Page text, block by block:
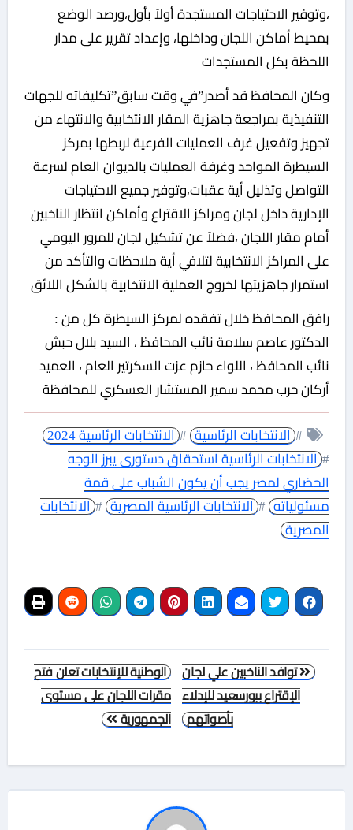
،وتوفير الاحتياجات المستجدة أولاً بأول،ورصد الوضع
بمحيط أماكن اللجان وداخلها، وإعداد تقرير على مدار
اللحظة بكل المستجدات
وكان المحافظ قد أصدر”في وقت سابق”تكليفاته للجهات
التنفيذية بمراجعة جاهزية المقار الانتخابية والانتهاء من
تجهيز وتفعيل غرف العمليات الفرعية لربطها بمركز
السيطرة المواحد وغرفة العمليات بالديوان العام لسرعة
التواصل وتذليل أية عقبات،وتوفير جميع الاحتياجات
الإدارية داخل لجان ومراكز الاقتراع وأماكن انتظار الناخبين
أمام مقار اللجان ،فضلاً عن تشكيل لجان للمرور اليومي
على المراكز الانتخابية لتلافي أية ملاحظات والتأكد من
استمرار جاهزيتها لخروج العملية الانتخابية بالشكل اللائق
رافق المحافظ خلال تفقده لمركز السيطرة كل من :
الدكتور عاصم سلامة نائب المحافظ ، السيد بلال حبش
نائب المحافظ ، اللواء حازم عزت السكرتير العام ، العميد
أركان حرب محمد سمير المستشار العسكري للمحافظة
# الانتخابات الرئاسية #
الانتخابات الرئاسية 2024
#
الانتخابات الرئاسية استحقاق دستورى يبرز الوجه
الحضاري لمصر يجب أن يكون الشباب على قمة
مسئولياته # الانتخابات الرئاسية المصرية #
الانتخابات
المصرية
تصفّح
المقالات
الوطنية للإنتخابات تعلن فتح
مقرات اللجان على مستوى
الجمهورية
توافد الناخبين علي لجان
الإقتراع ببورسعيد للإدلاء
بأصواتهم